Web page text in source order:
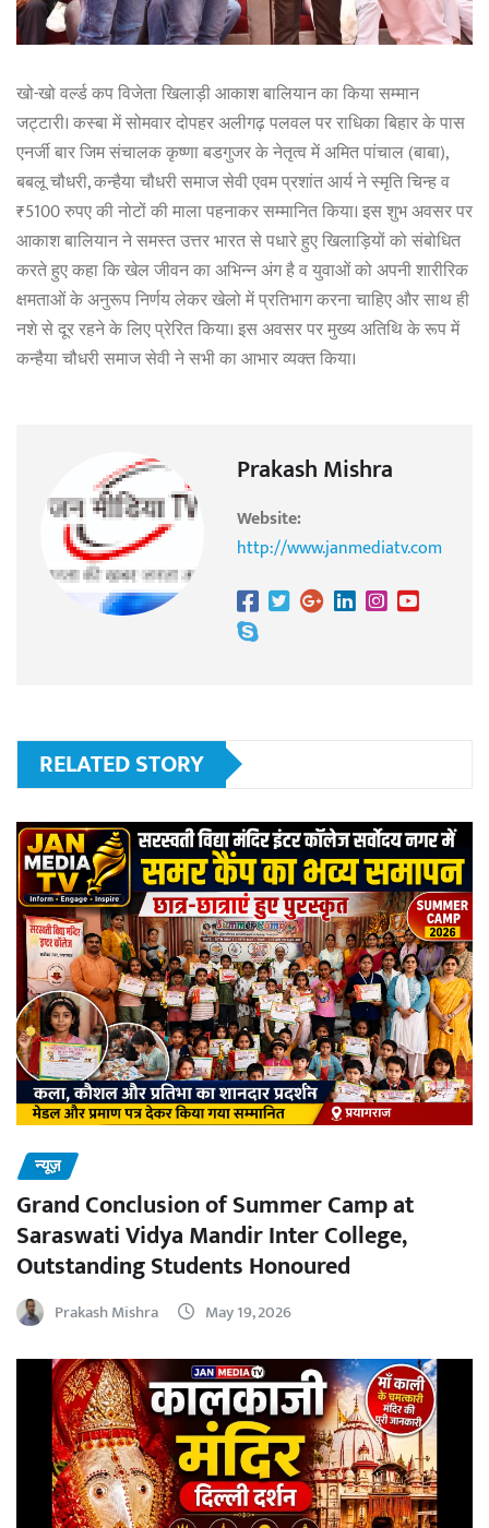
खो-खो वर्ल्ड कप विजेता खिलाड़ी आकाश बालियान का किया सम्मान
जट्टारी। कस्बा में सोमवार दोपहर अलीगढ़ पलवल पर राधिका बिहार के पास
एनर्जी बार जिम संचालक कृष्णा बडगुजर के नेतृत्व में अमित पांचाल (बाबा),
बबलू चौधरी, कन्हैया चौधरी समाज सेवी एवम प्रशांत आर्य ने स्मृति चिन्ह व
₹5100 रुपए की नोटों की माला पहनाकर सम्मानित किया। इस शुभ अवसर पर
आकाश बालियान ने समस्त उत्तर भारत से पधारे हुए खिलाड़ियों को संबोधित
करते हुए कहा कि खेल जीवन का अभिन्न अंग है व युवाओं को अपनी शारीरिक
क्षमताओं के अनुरूप निर्णय लेकर खेलो में प्रतिभाग करना चाहिए और साथ ही
नशे से दूर रहने के लिए प्रेरित किया। इस अवसर पर मुख्य अतिथि के रूप में
कन्हैया चौधरी समाज सेवी ने सभी का आभार व्यक्त किया।
Prakash Mishra
Website:
http://www.janmediatv.com
RELATED STORY
न्यूज़
Grand Conclusion of Summer Camp at
Saraswati Vidya Mandir Inter College,
Outstanding Students Honoured
Prakash Mishra May 19, 2026